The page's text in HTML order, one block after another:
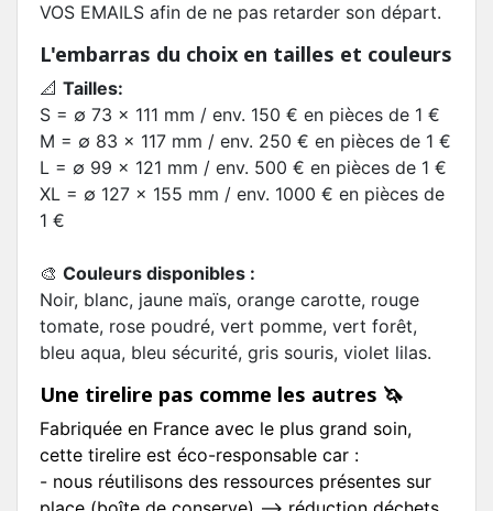
VOS EMAILS afin de ne pas retarder son départ.
L'embarras du choix en tailles et couleurs
📐 Tailles:
S = ∅ 73 x 111 mm / env. 150 € en pièces de 1 €
M = ∅ 83 x 117 mm / env. 250 € en pièces de 1 €
L = ∅ 99 x 121 mm / env. 500 € en pièces de 1 €
XL = ∅ 127 x 155 mm / env. 1000 € en pièces de
1 €
🎨 Couleurs disponibles :
Noir, blanc, jaune maïs, orange carotte, rouge
tomate, rose poudré, vert pomme, vert forêt,
bleu aqua, bleu sécurité, gris souris, violet lilas.
Une tirelire pas comme les autres 🦄
Fabriquée en France avec le plus grand soin,
cette tirelire est éco-responsable car :
- nous réutilisons des ressources présentes sur